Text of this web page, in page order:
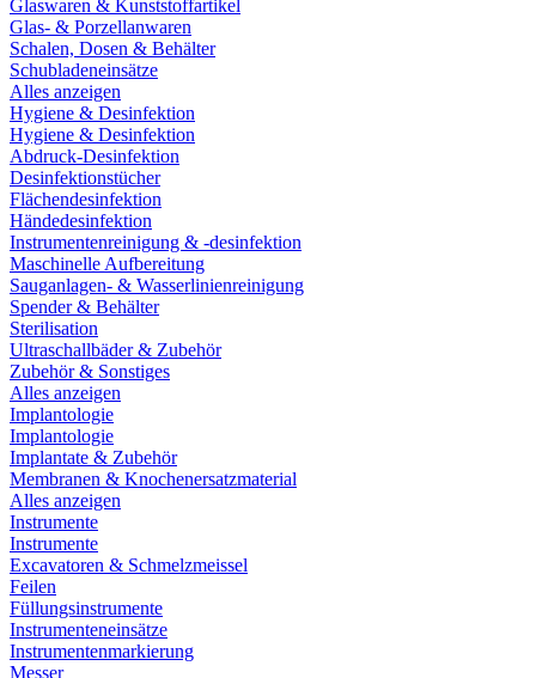
Glaswaren & Kunststoffartikel
Glas- & Porzellanwaren
Schalen, Dosen & Behälter
Schubladeneinsätze
Alles anzeigen
Hygiene & Desinfektion
Hygiene & Desinfektion
Abdruck-Desinfektion
Desinfektionstücher
Flächendesinfektion
Händedesinfektion
Instrumentenreinigung & -desinfektion
Maschinelle Aufbereitung
Sauganlagen- & Wasserlinienreinigung
Spender & Behälter
Sterilisation
Ultraschallbäder & Zubehör
Zubehör & Sonstiges
Alles anzeigen
Implantologie
Implantologie
Implantate & Zubehör
Membranen & Knochenersatzmaterial
Alles anzeigen
Instrumente
Instrumente
Excavatoren & Schmelzmeissel
Feilen
Füllungsinstrumente
Instrumenteneinsätze
Instrumentenmarkierung
Messer